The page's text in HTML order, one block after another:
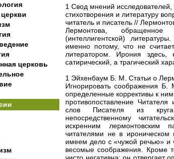
церковь
1 Свод мнений исследователей,
стихотворения и литературу
читатель и писатель //
Лермонтова, обращенное
(интеллигентской)
именно потому, что не
литератором. Ирония
сатирический, а трагический
1 Эйхенбаум Б. М. Статьи о
Игнорировать соображения
определенные коррективы к
противопоставление
слов Писателя из круга
непосредственному
искренним лермонтовским
читателями не в ироническом
имеем дело с «чужой речью»
весомые соображения. Кроме